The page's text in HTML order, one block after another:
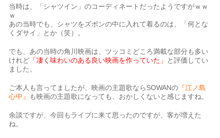
当時は、「シャツイン」のコーディネートだったようですがｗｗ
ｗ
あの当時でも、シャツをズボンの中に入れて着るのは、「何とな
くダサイ」とか（笑）。
でも、あの当時の角川映画は、ツッコミどころ満載な部分も多い
けれど 「凄く味わいのある良い映画を作っていた」 と評価してい
ました。
ご本人も言ってましたが、映画の主題歌ならSOWANの 『江ノ島
心中』 も映画の主題歌になっても、おかしくないと感じますね。
余談ですが、今回もライブに来て思ったのですが、客が増えた
ね。